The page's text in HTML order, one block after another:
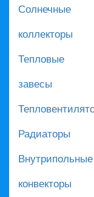
Солнечные
коллекторы
Тепловые
завесы
Радиаторы
Внутрипольные
конвекторы